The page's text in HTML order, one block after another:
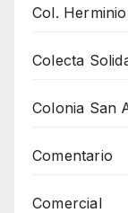
Col.
Colecta
Colonia San
Comentario
Comercial